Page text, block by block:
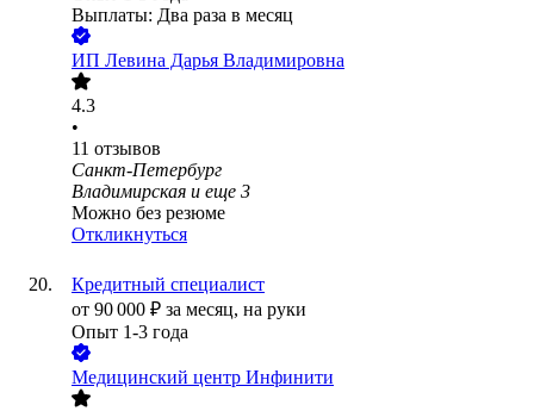
Выплаты: Два раза в месяц
ИП Левина Дарья Владимировна
4.3
•
11 отзывов
Санкт-Петербург
Владимирская и еще 3
Можно без резюме
Откликнуться
Кредитный специалист
от 90 000 ₽ за месяц, на руки
Опыт 1-3 года
Медицинский центр Инфинити